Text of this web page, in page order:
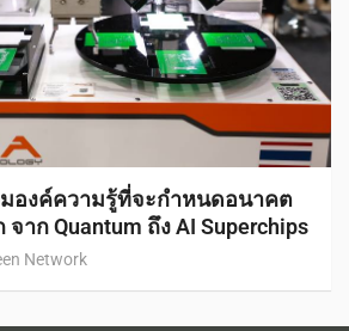
มองค์ความรู้ที่จะกำหนดอนาคต
าก Quantum ถึง AI Superchips
Network